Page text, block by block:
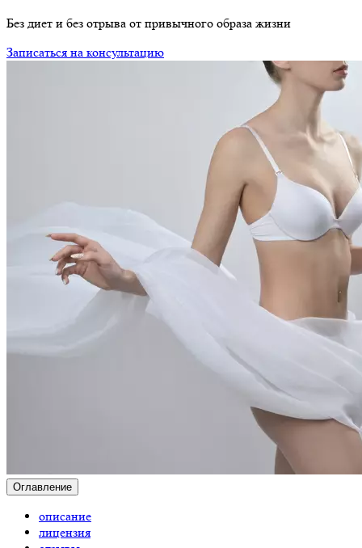
Без диет и без отрыва от привычного образа жизни
Записаться на консультацию
Оглавление
описание
лицензия